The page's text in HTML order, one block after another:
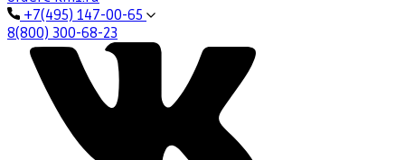
+7(495) 147-00-65
8(800) 300-68-23